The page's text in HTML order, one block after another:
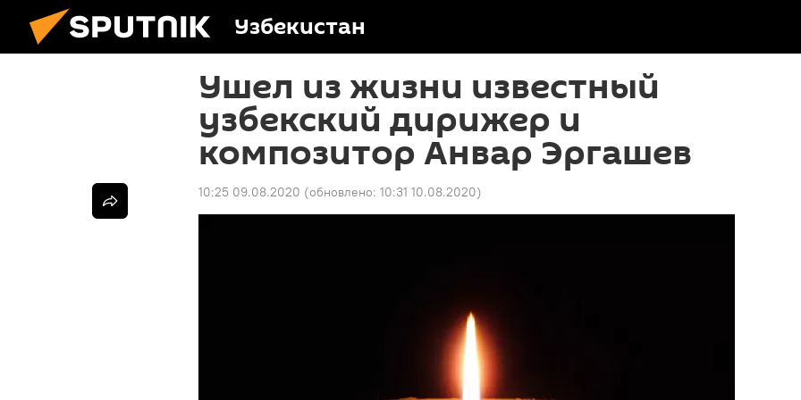
Узбекистан
Ушел из жизни известный
узбекский дирижер и
композитор Анвар Эргашев
10:25 09.08.2020 (обновлено: 10:31 10.08.2020)